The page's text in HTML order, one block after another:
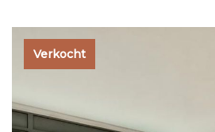
Verkocht